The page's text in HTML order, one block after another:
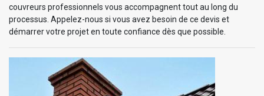
couvreurs professionnels vous accompagnent tout au long du
processus. Appelez-nous si vous avez besoin de ce devis et
démarrer votre projet en toute confiance dès que possible.